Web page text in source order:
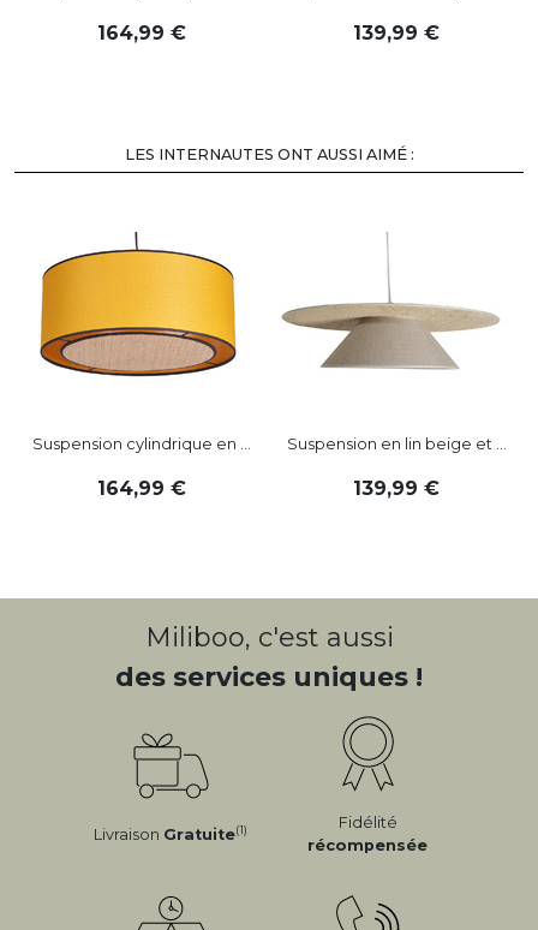
164,99 139,99
LES INTERNAUTES ONT AUSSI AIMÉ :
Suspension cylindrique en ...
164,99
Suspension en lin beige et ...
139,99
Miliboo, c'est aussi
des services uniques !
Livraison Gratuite(1)
Fidélité
récompensée